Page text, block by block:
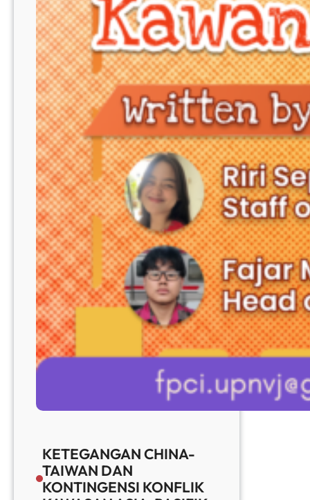
KETEGANGAN CHINA-
TAIWAN DAN
KONTINGENSI KONFLIK